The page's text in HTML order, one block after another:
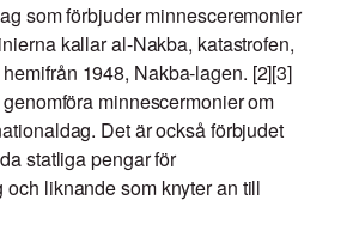
som förbjuder minnesceremonier
kallar al-Nakba, katastrofen,
1948, Nakba-lagen. [2][3]
minnescermonier om
Det är också förbjudet
statliga pengar för
och liknande som knyter an till